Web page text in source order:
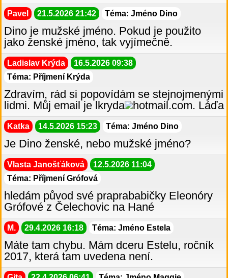
Pavel 21.5.2026 21:42 Téma: Jméno Dino
Dino je mužské jméno. Pokud je použito
jako ženské jméno, tak vyjímečně.
Ladislav Krýda
16.5.2026 09:38
Téma: Příjmení Krýda
Zdravím, rád si popovídám se stejnojmenými
lidmi. Můj email je lkryda
hotmail.com. Láďa
Katka 14.5.2026 15:23 Téma: Jméno Dino
Je Dino ženské, nebo mužské jméno?
Vlasta Janošťáková
12.5.2026 11:04
Téma: Příjmení Grófová
hledám původ své praprababičky Eleonóry
Grófové z Čelechovic na Hané
M. 29.4.2026 16:18 Téma: Jméno Estela
Máte tam chybu. Mám dceru Estelu, ročník
2017, která tam uvedena není.